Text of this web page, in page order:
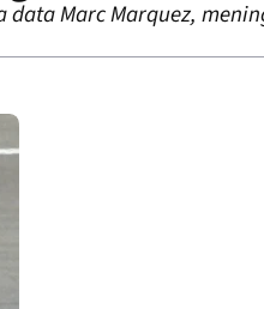
Marc Marquez,